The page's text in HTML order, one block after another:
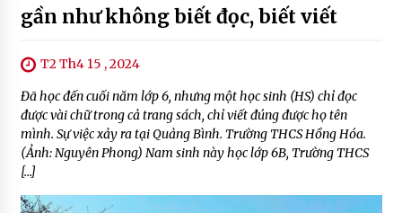
gần như không biết đọc, biết viết
T2 Th4 15 , 2024
Đã học đến cuối năm lớp 6, nhưng một học sinh (HS) chỉ đọc
được vài chữ trong cả trang sách, chỉ viết đúng được họ tên
mình. Sự việc xảy ra tại Quảng Bình. Trường THCS Hồng Hóa.
(Ảnh: Nguyên Phong) Nam sinh này học lớp 6B, Trường THCS
[…]